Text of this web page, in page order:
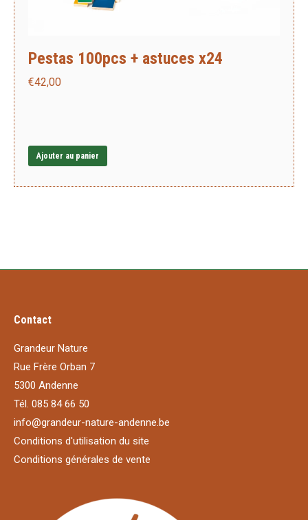
Pestas 100pcs + astuces x24
€42,00
Ajouter au panier
Contact
Grandeur Nature
Rue Frère Orban 7
5300 Andenne
Tél. 085 84 66 50
info@grandeur-nature-andenne.be
Conditions d'utilisation du site
Conditions générales de vente